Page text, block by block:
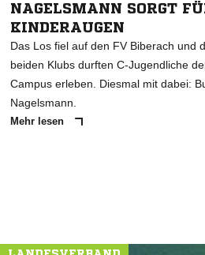
NAGELSMANN SORGT
KINDERAUGEN
Das Los fiel auf den FV Biberach und
beiden Klubs durften C-Jugendliche
Campus erleben. Diesmal mit dabei:
Nagelsmann.
Mehr lesen